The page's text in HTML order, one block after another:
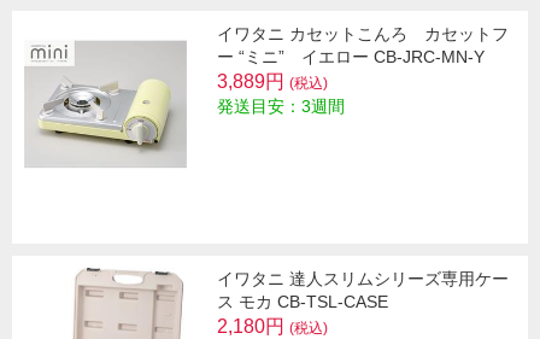
イワタニ カセットこんろ カセットフ
ー “ミニ” イエロー CB-JRC-MN-Y
3,889円 (税込)
発送目安：3週間
イワタニ 達人スリムシリーズ専用ケー
ス モカ CB-TSL-CASE
2,180円 (税込)